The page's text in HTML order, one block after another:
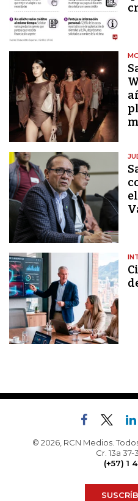
© 2026, RCN Medios.
Cr. 13a
(+57) 1